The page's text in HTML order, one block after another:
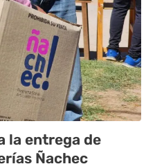
la entrega de
Ñachec